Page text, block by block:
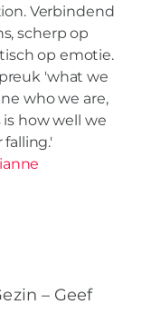
Verbindend
scherp op
op emotie.
'what we
who we are,
how well we
falling.'
– Geef